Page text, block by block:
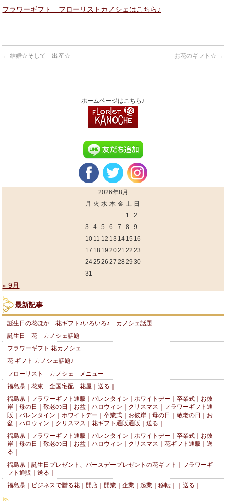
フラワーギフト フローリストカノシェはこちら♪
← 結婚☆そして 出産☆ お花のギフト☆ →
ホームページはこちら♪
2026年8月
月 火 水 木 金 土 日
1
2
3
4 5 6 7 8
9
10 11 12 13 14 15 16
17 18 19 2021 22 23
2425 26 27 28 29 30
31
« 9月
最新記事
誕生日の花ほか 花ギフト♪いろいろ♪ カノシェ話題
誕生日 花 カノシェ話題
フラワーギフト 花カノシェ
花 ギフト カノシェ話題♪
フローリスト カノシェ メニュー
福島県｜花束 全国宅配 花屋｜送る｜
福島県｜フラワーギフト通販｜バレンタイン｜ホワイトデー｜卒業式｜お彼
岸｜母の日｜敬老の日｜お盆｜ハロウィン｜クリスマス｜フラワーギフト通
販｜バレンタイン｜ホワイトデー｜卒業式｜お彼岸｜母の日｜敬老の日｜お
盆｜ハロウィン｜クリスマス｜花ギフト通販通販｜送る｜
福島県｜フラワーギフト通販｜バレンタイン｜ホワイトデー｜卒業式｜お彼
岸｜母の日｜敬老の日｜お盆｜ハロウィン｜クリスマス｜花ギフト通販｜送
る｜
福島県｜誕生日プレゼント、バースデープレゼントの花ギフト｜フラワーギ
フト通販｜送る｜
福島県｜ビジネスで贈る花｜開店｜開業｜企業｜起業｜移転｜｜送る｜